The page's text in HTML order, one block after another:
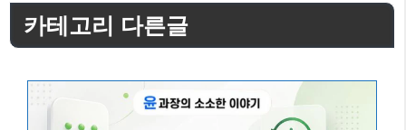
리
카테고리 다른글